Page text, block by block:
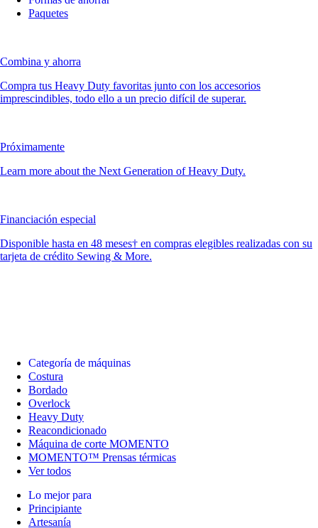
Paquetes
Combina y ahorra
Compra tus Heavy Duty favoritas junto con los accesorios
imprescindibles, todo ello a un precio difícil de superar.
Próximamente
Learn more about the Next Generation of Heavy Duty.
Financiación especial
Disponible hasta en 48 meses† en compras elegibles realizadas con su
tarjeta de crédito Sewing & More.
Categoría de máquinas
Costura
Bordado
Overlock
Heavy Duty
Reacondicionado
Máquina de corte MOMENTO
MOMENTO™ Prensas térmicas
Ver todos
Lo mejor para
Principiante
Artesanía